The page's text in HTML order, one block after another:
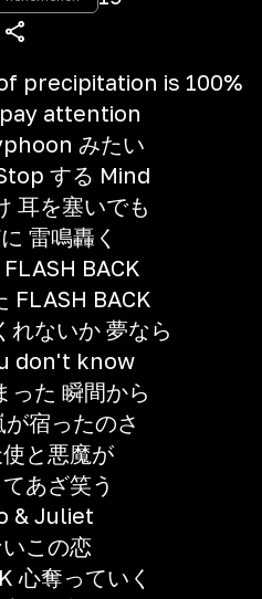
precipitation is 100%
attention
みたい
する Mind
耳を塞いでも
雷鳴轟く
BACK
FLASH BACK
れないか 夢なら
don't know
った 瞬間から
宿ったのさ
と悪魔が
あざ笑う
& Juliet
この恋
心奪っていく